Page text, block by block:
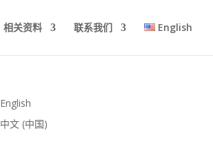
相关资料 联系我们 English
English
中文 (中国)